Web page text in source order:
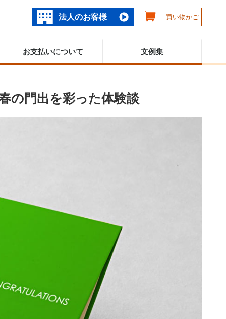
法人のお客様 買い物かご
お支払いについて 文例集
の門出を彩った体験談